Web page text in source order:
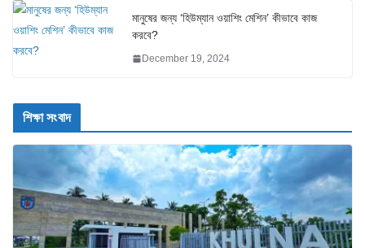
মানুষের জন্য ‘হিউম্যান ওয়াশিং মেশিন’ কীভাবে কাজ
করবে?
December 19, 2024
শিক্ষা সংবাদ